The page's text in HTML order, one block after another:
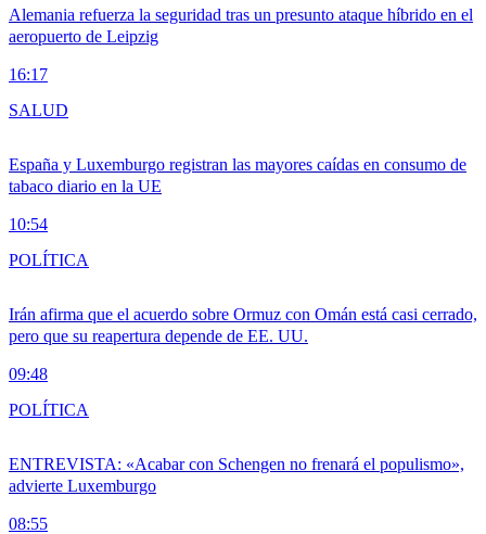
Alemania refuerza la seguridad tras un presunto ataque híbrido en el
aeropuerto de Leipzig
16:17
España y Luxemburgo registran las mayores caídas en consumo de
tabaco diario en la UE
10:54
SALUD
Irán afirma que el acuerdo sobre Ormuz con Omán está casi cerrado,
pero que su reapertura depende de EE. UU.
09:48
POLÍTICA
ENTREVISTA: «Acabar con Schengen no frenará el populismo»,
advierte Luxemburgo
08:55
POLÍTICA